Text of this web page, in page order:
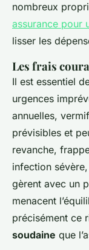
nombreux
assurance pour
lisser les
Les frais
Il est essentiel
urgences
annuelles,
prévisibles et
revanche,
infection
gèrent avec un
menacent
précisément ce
soudaine que